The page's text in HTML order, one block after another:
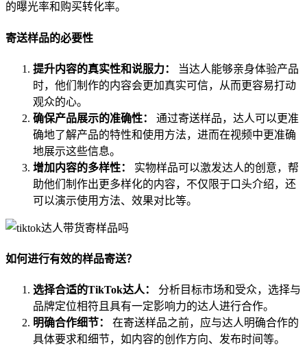
的曝光率和购买转化率。
寄送样品的必要性
提升内容的真实性和说服力：
当达人能够亲身体验产品
时，他们制作的内容会更加真实可信，从而更容易打动
观众的心。
确保产品展示的准确性：
通过寄送样品，达人可以更准
确地了解产品的特性和使用方法，进而在视频中更准确
地展示这些信息。
增加内容的多样性：
实物样品可以激发达人的创意，帮
助他们制作出更多样化的内容，不仅限于口头介绍，还
可以演示使用方法、效果对比等。
如何进行有效的样品寄送？
选择合适的TikTok达人：
分析目标市场和受众，选择与
品牌定位相符且具有一定影响力的达人进行合作。
明确合作细节：
在寄送样品之前，应与达人明确合作的
具体要求和细节，如内容的创作方向、发布时间等。